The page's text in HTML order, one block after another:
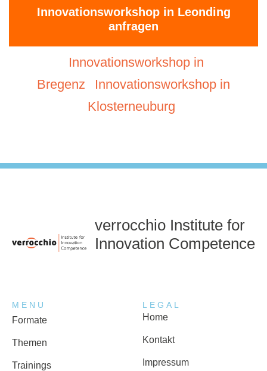
Innovationsworkshop in Leonding
anfragen
Innovationsworkshop in
Bregenz
Innovationsworkshop in
Klosterneuburg
verrocchio Institute for
Innovation Competence
MENU
Formate
Themen
Trainings
LEGAL
Home
Kontakt
Impressum